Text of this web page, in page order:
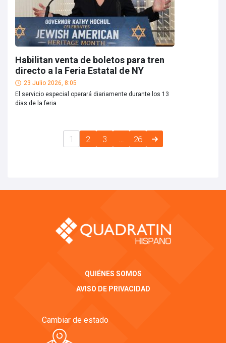
Habilitan venta de boletos para tren
directo a la Feria Estatal de NY
23 Julio 2026, 8:05
El servicio especial operará diariamente durante los 13
días de la feria
1 2 3 26
QUIÉNES SOMOS
AVISO DE PRIVACIDAD
Cambiar de estado